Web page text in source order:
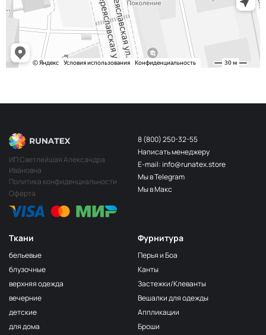
243/2
2Бл.Бирюзовый МП-20-243/2
S248
Св.Бирюза
2400000683254
203/3
3Т.Бирюзовый
МП-20-203/3
(Т.Бирюзовый)
МП-20-198
2Т.Бирюзовый
МП-20-203/2
1Св.Бирюзовый
Аквамарин(Т.Бирюзовый)
МП-20-245
F222/2
волна
МП-20-F222/2
МП-20-F222/3
Ткани
бельевые
блузочные
верхняя одежда
вечерние
детские
для дома
Фурнитура
Перья и Боа
Канты
Застежки/Клеванты
Вешалки для одежды
Аппликации
Броши
ИП Светлейшая Александра
Ивановна
Политика конфиденциальности
Оферта
8 (800) 250-32-55
Написать менеджеру
E-mail: info@runatex.store
Мы в Telegram
Мы в Макс